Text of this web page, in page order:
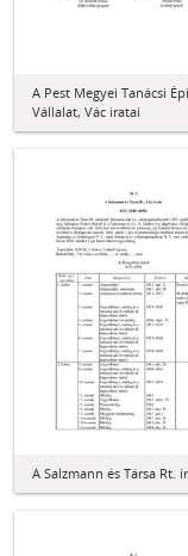
A Pest Megyei Tanácsi
Vállalat, Vác iratai
A Salzmann és Társa Rt.